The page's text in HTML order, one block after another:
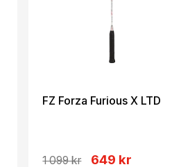
FZ Forza Furious X LTD
1 099 kr 649 kr